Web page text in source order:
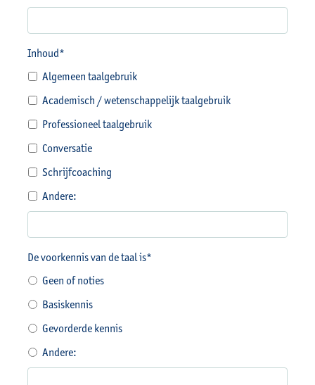
Inhoud*
Algemeen taalgebruik
Academisch / wetenschappelijk taalgebruik
Professioneel taalgebruik
Conversatie
Schrijfcoaching
Andere:
De voorkennis van de taal is*
Geen of noties
Basiskennis
Gevorderde kennis
Andere: